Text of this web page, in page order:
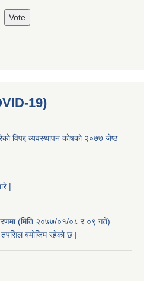
19)
विपद्द व्यवस्थापन कोषको २०७७ जेष्ठ
|
चरणमा (मिति २०७७/०१/०८ र ०९ गते)
तपसिल बमोजिम रहेको छ |